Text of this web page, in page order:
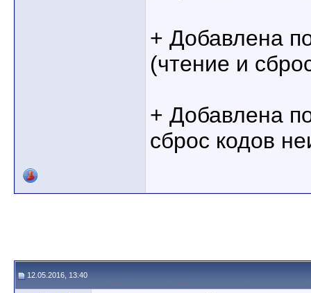
+ Добавлена
(чтение и
+ Добавлена
сброс кодов
12.05.2016, 13:40